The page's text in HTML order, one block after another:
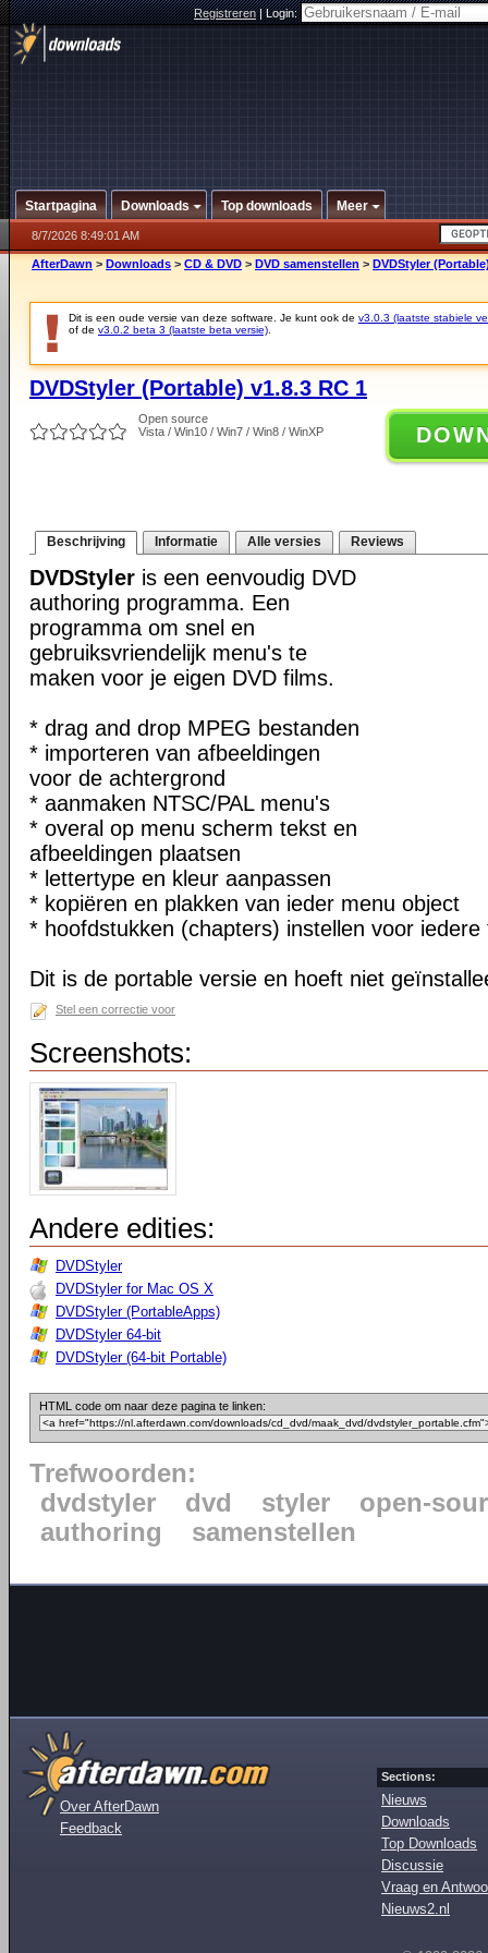
Registreren|Login:
Startpagina Downloads Top downloads Meer
8/7/2026 8:49:01 AM
AfterDawn > Downloads > CD & DVD > DVD samenstellen > DVDStyler
Dit is een oude versie van deze software. Je kunt ook de v3.0.3 (laatste stabiele
of de v3.0.2 beta 3 (laatste beta versie)
DVDStyler (Portable) v1.8.3 RC 1
Open source
Vista / Win10 / Win7 / Win8 / WinXP
Beschrijving Informatie Alle versies Reviews
DVDStyler is een eenvoudig DVD
authoring programma. Een
programma om snel en
gebruiksvriendelijk menu's te
maken voor je eigen DVD films.
* drag and drop MPEG bestanden
* importeren van afbeeldingen
voor de achtergrond
* aanmaken NTSC/PAL menu's
* overal op menu scherm tekst en
afbeeldingen plaatsen
* lettertype en kleur aanpassen
* kopiëren en plakken van ieder menu object
* hoofdstukken (chapters) instellen voor iedere
Dit is de portable versie en hoeft niet
Stel een correctie voor
Screenshots:
Andere edities:
DVDStyler
DVDStyler for Mac OS X
DVDStyler (PortableApps)
DVDStyler 64-bit
DVDStyler (64-bit Portable)
HTML code om naar deze pagina te linken:
Trefwoorden:
dvdstyler
dvd styler
open-
authoring
samenstellen
Over AfterDawn
Feedback
Sections:
Nieuws
Downloads
Top Downloads
Discussie
Vraag en
Nieuws2.nl